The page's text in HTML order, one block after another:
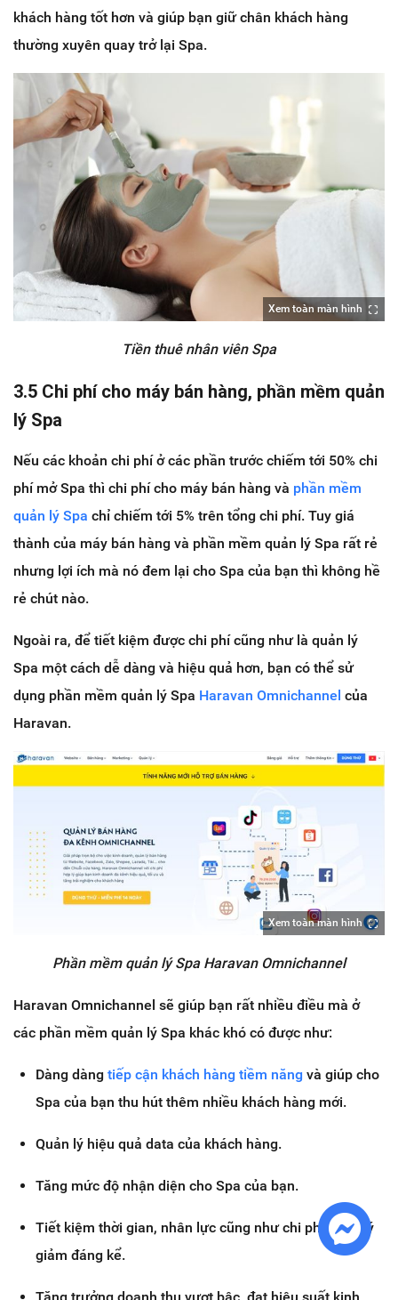
khách hàng tốt hơn và giúp bạn giữ chân khách hàng
thường xuyên quay trở lại Spa.
Xem toàn màn hình
Tiền thuê nhân viên Spa
3.5 Chi phí cho máy bán hàng, phần mềm quản
lý Spa
Nếu các khoản chi phí ở các phần trước chiếm tới 50% chi
phí mở Spa thì chi phí cho máy bán hàng và phần mềm
quản lý Spa chỉ chiếm tới 5% trên tổng chi phí. Tuy giá
thành của máy bán hàng và phần mềm quản lý Spa rất rẻ
nhưng lợi ích mà nó đem lại cho Spa của bạn thì không hề
rẻ chút nào.
Ngoài ra, để tiết kiệm được chi phí cũng như là quản lý
Spa một cách dễ dàng và hiệu quả hơn, bạn có thể sử
dụng phần mềm quản lý Spa Haravan Omnichannel của
Haravan.
Xem toàn màn hình
Phần mềm quản lý Spa Haravan Omnichannel
Haravan Omnichannel sẽ giúp bạn rất nhiều điều mà ở
các phần mềm quản lý Spa khác khó có được như:
Dàng dàng tiếp cận khách hàng tiềm năng và giúp cho
Spa của bạn thu hút thêm nhiều khách hàng mới.
Quản lý hiệu quả data của khách hàng.
Tăng mức độ nhận diện cho Spa của bạn.
Tiết kiệm thời gian, nhân lực cũng như chi phí quản lý
giảm đáng kể.